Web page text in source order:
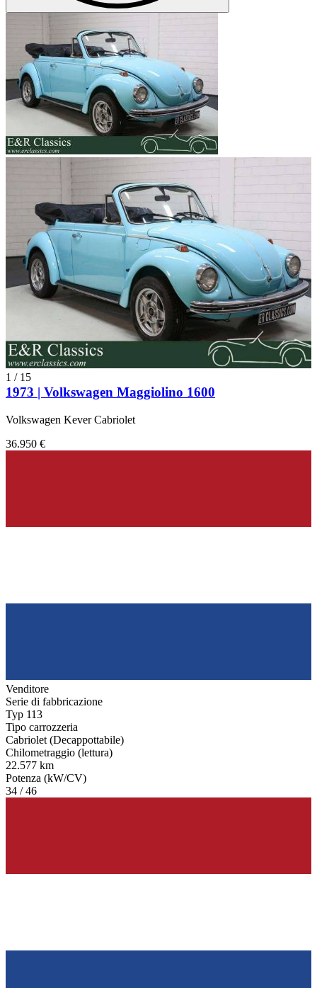
1 / 15
1973 | Volkswagen Maggiolino 1600
Volkswagen Kever Cabriolet
36.950 €
Venditore
Serie di fabbricazione
Typ 113
Tipo carrozzeria
Cabriolet (Decappottabile)
Chilometraggio (lettura)
22.577 km
Potenza (kW/CV)
34 / 46